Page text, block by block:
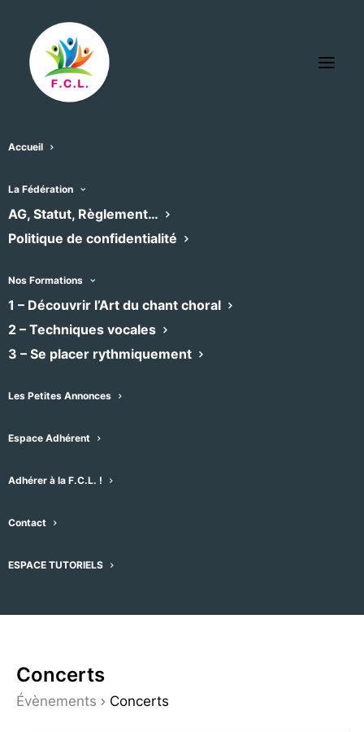
Accueil
La Fédération
AG, Statut, Règlement…
Politique de confidentialité
Nos Formations
1 – Découvrir l’Art du chant choral
2 – Techniques vocales
3 – Se placer rythmiquement
Les Petites Annonces
Espace Adhérent
Adhérer à la F.C.L. !
Contact
ESPACE TUTORIELS
L’agenda des chœurs
adhérents
Retrouvez ici l’agenda des concerts et
formations des chœurs adhérents à la
Fédération, filtrable par emplacement et
choisir le type d’affichage qui vous
ou carte), en cliquant sur le menu
pouvez faire dérouler.
Concerts
Évènements Concerts